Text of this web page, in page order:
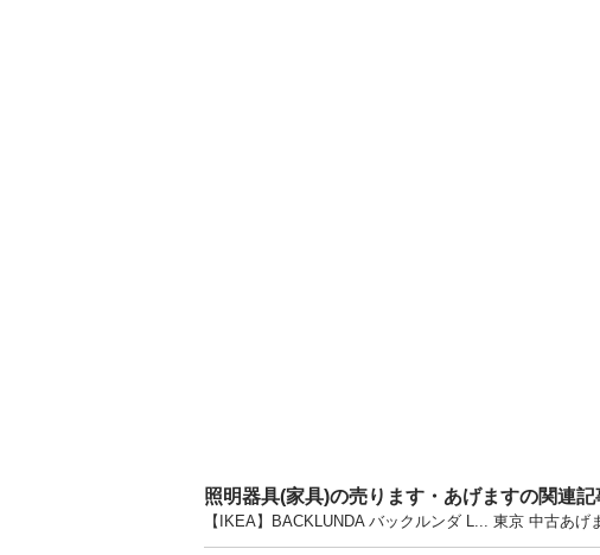
照明器具(家具)の売ります・あげますの関連記
【IKEA】BACKLUNDA バックルンダ L... 東京 中古あ